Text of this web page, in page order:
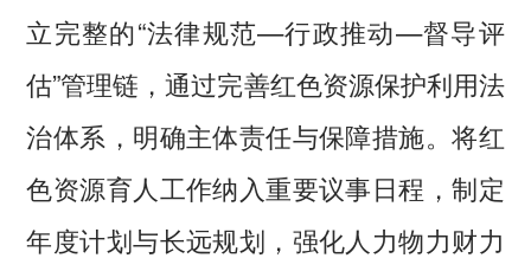
立完整的“法律规范—行政推动—督导评
估”管理链，通过完善红色资源保护利用法
治体系，明确主体责任与保障措施。将红
色资源育人工作纳入重要议事日程，制定
年度计划与长远规划，强化人力物力财力